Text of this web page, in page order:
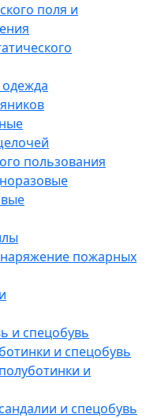
поля и
одежда
пользования
пожарных
и спецобувь
и спецобувь
и
и спецобувь